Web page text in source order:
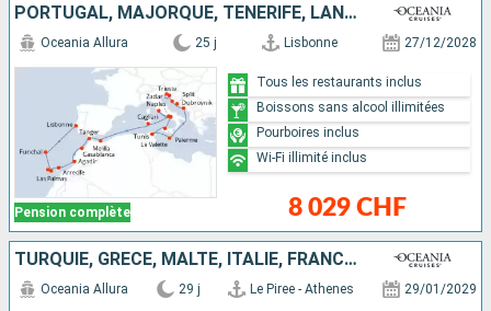
PORTUGAL, MAJORQUE, TENERIFE, LANZAROTE, MAROC, ESPAGNE, ITALIE, TUNISIE, MALTE, CROATIE
Pension complète
Oceania Allura 25 j Lisbonne 27/12/2028
8 029 CHF
Tous les restaurants inclus
Boissons sans alcool illimitées
Pourboires inclus
Wi-Fi illimité inclus
TURQUIE, GRÈCE, MALTE, ITALIE, FRANCE, MAJORQUE, ESPAGNE, MAROC, LANZAROTE, TENERIFE, PORTUGAL
Oceania Allura 29 j Le Piree - Athenes 29/01/2029